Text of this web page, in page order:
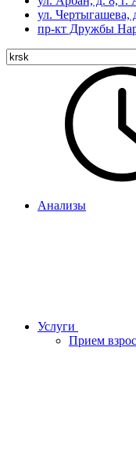
ул. Чертыгашева,
пр-кт Дружбы
Анализы
Услуги
Прием